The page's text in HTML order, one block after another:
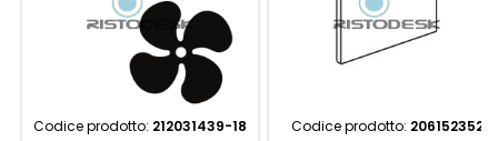
Codice prodotto: 212031439-18
Codice prodotto: 206152352